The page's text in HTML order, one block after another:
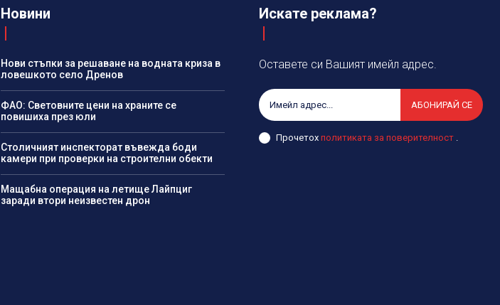
Новини
Нови стъпки за решаване на водната криза в
ловешкото село Дренов
ФАО: Световните цени на храните се
повишиха през юли
Столичният инспекторат въвежда боди
камери при проверки на строителни обекти
Мащабна операция на летище Лайпциг
заради втори неизвестен дрон
Искате реклама?
Оставете си Вашият имейл адрес.
АБОНИРАЙ СЕ
Прочетохполитиката за поверителност